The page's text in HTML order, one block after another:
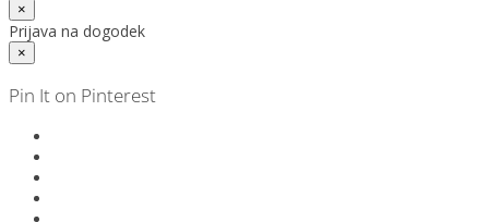
×
Prijava na dogodek
×
Pin It on Pinterest